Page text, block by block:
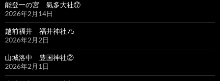
能登一の宮 氣多大社⑰
2026年2月14日
越前福井 福井神社75
2026年2月2日
山城洛中 豊国神社②
2026年2月1日